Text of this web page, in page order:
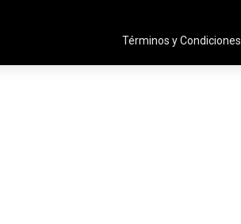
Términos y Condiciones